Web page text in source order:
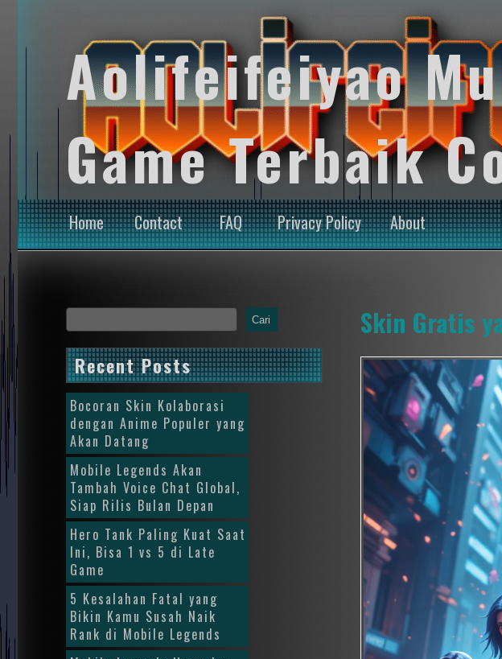
Aolifeifeiyao
Game Terbaik
Home Contact FAQ Privacy Policy About
Skin Gratis
Cari
Recent Posts
Bocoran Skin Kolaborasi
dengan Anime Populer yang
Akan Datang
Mobile Legends Akan
Tambah Voice Chat Global,
Siap Rilis Bulan Depan
Hero Tank Paling Kuat Saat
Ini, Bisa 1 vs 5 di Late
Game
5 Kesalahan Fatal yang
Bikin Kamu Susah Naik
Rank di Mobile Legends